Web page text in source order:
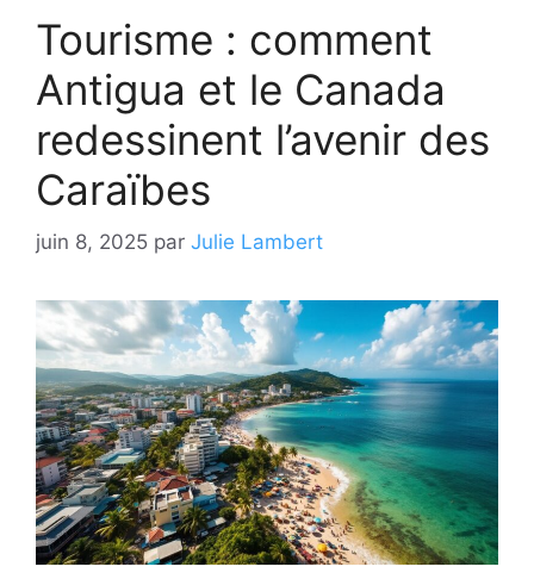
Tourisme : comment
Antigua et le Canada
redessinent l’avenir des
Caraïbes
juin 8, 2025 par Julie Lambert